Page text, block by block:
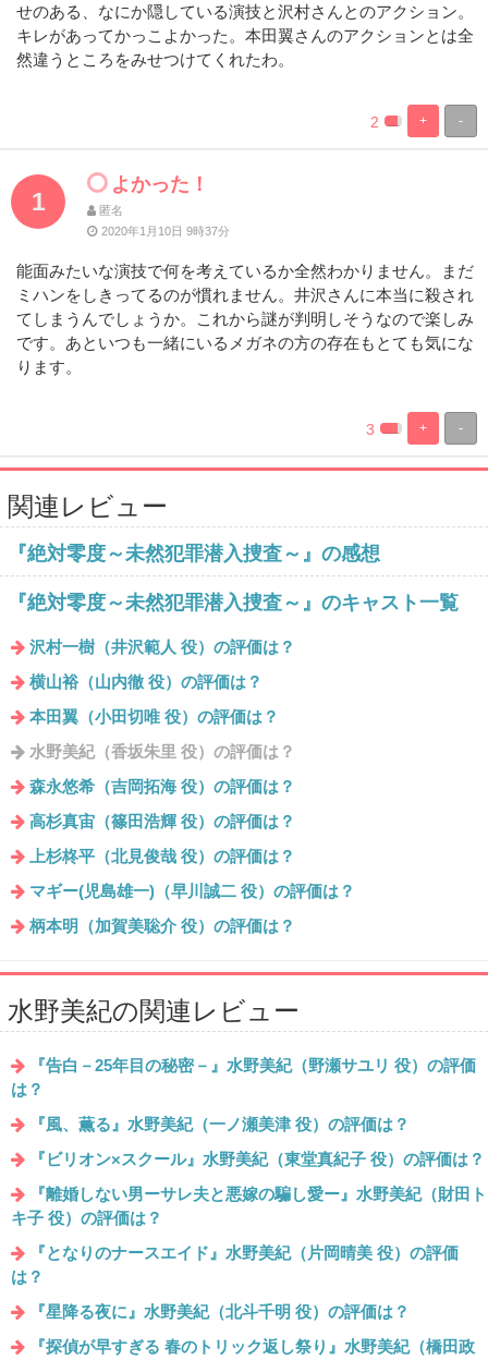
せのある、なにか隠している演技と沢村さんとのアクション。
キレがあってかっこよかった。本田翼さんのアクションとは全
然違うところをみせつけてくれたわ。
-
+
%
Complete
100%
Complete
2
1
よかった！
匿名
2020年1月10日 9時37分
能面みたいな演技で何を考えているか全然わかりません。まだ
ミハンをしきってるのが慣れません。井沢さんに本当に殺され
てしまうんでしょうか。これから謎が判明しそうなので楽しみ
です。あといつも一緒にいるメガネの方の存在もとても気にな
ります。
-
+
%
Complete
100%
Complete
3
関連レビュー
『絶対零度～未然犯罪潜入捜査～』の感想
『絶対零度～未然犯罪潜入捜査～』のキャスト一覧
沢村一樹（井沢範人 役）の評価は？
横山裕（山内徹 役）の評価は？
本田翼（小田切唯 役）の評価は？
水野美紀（香坂朱里 役）の評価は？
森永悠希（吉岡拓海 役）の評価は？
高杉真宙（篠田浩輝 役）の評価は？
上杉柊平（北見俊哉 役）の評価は？
マギー(児島雄一)（早川誠二 役）の評価は？
柄本明（加賀美聡介 役）の評価は？
水野美紀の関連レビュー
『告白－25年目の秘密－』水野美紀（野瀬サユリ 役）の評価
は？
『風、薫る』水野美紀（一ノ瀬美津 役）の評価は？
『ビリオン×スクール』水野美紀（東堂真紀子 役）の評価は？
『離婚しない男ーサレ夫と悪嫁の騙し愛ー』水野美紀（財田ト
キ子 役）の評価は？
『となりのナースエイド』水野美紀（片岡晴美 役）の評価
は？
『星降る夜に』水野美紀（北斗千明 役）の評価は？
『探偵が早すぎる 春のトリック返し祭り』水野美紀（橋田政